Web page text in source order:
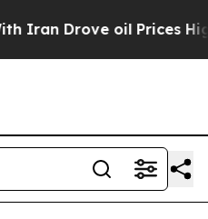
oil Prices Higher,